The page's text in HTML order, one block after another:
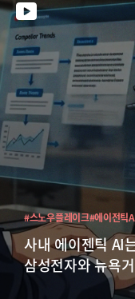
사내 에이젠틱 AI
삼성전자와 뉴욕
#스노우플레이크#에이전틱